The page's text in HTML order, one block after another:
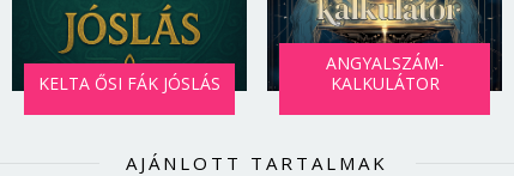
KELTA ŐSI FÁK JÓSLÁS
ANGYALSZÁM-
KALKULÁTOR
AJÁNLOTT TARTALMAK